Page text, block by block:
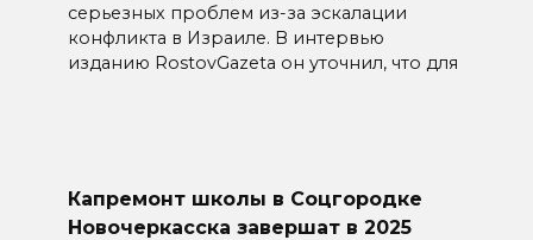
серьезных проблем из-за эскалации
конфликта в Израиле. В интервью
изданию RostovGazeta он уточнил, что для
Капремонт школы в Соцгородке
Новочеркасска завершат в 2025